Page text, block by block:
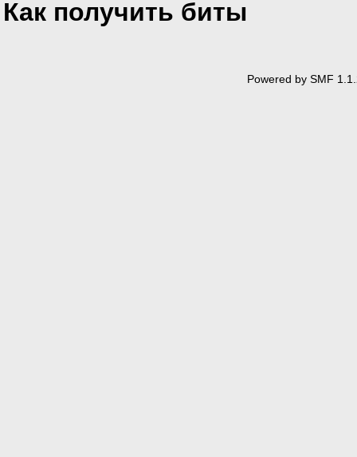
Как получить биты
Powered by SMF